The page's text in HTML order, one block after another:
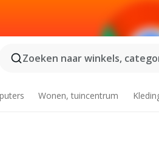
Zoeken naar winkels,
Wonen, tuincentrum